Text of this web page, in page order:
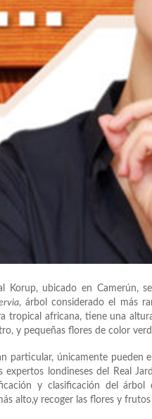
Korup, ubicado en Camerún,
, árbol considerado el más
tropical africana, tiene una
y pequeñas flores de color
particular, únicamente pueden
expertos londineses del Real
y clasificación del
alto,y recoger las flores y